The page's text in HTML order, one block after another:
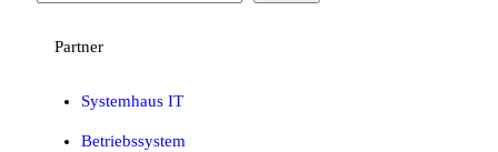
Partner
Systemhaus IT
Betriebssystem